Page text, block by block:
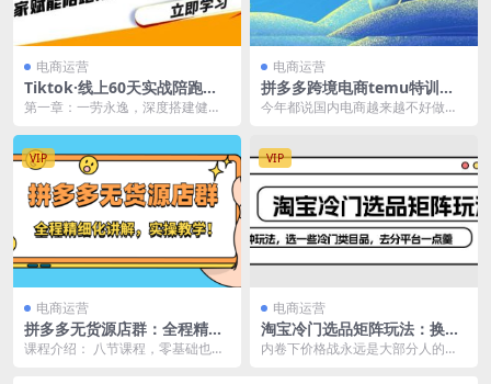
电商运营
Tiktok·线上60天实战陪跑训
练营，独家赋能陪跑方案，全
第一章：一劳永逸，深度搭建健康
（苹果/安卓的区别...
电商运营
拼多多跨境电商temu特训
营：先入局吃一波红利，从0
今年都说国内电商越来越不好做
VIP
电商运营
拼多多无货源店群：全程精细
化讲解，实操教学
课程介绍： 八节课程，零基础也能
VIP
电商运营
淘宝冷门选品矩阵玩法：换种
玩法，选一些冷门类目品，去
内卷下价格战永远是大部分人的营